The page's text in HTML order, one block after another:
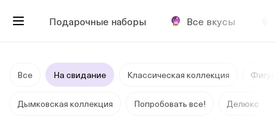
Подарочные наборы Все вкусы
Все На свидание Классическая коллекция
Дымковская коллекция Попробовать все! Делюкс